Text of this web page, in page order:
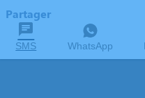
Partager
SMS WhatsApp